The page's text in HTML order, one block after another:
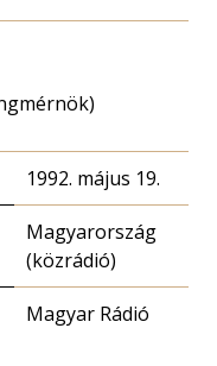
1992. május 19.
Magyarország
(közrádió)
Magyar Rádió